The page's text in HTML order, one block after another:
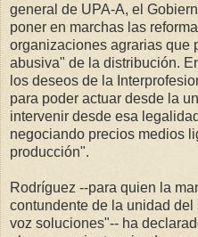
general de UPA-A, el
poner en marchas las
organizaciones agrarias que
abusiva" de la distribución.
los deseos de la
para poder actuar desde la
intervenir desde esa
negociando precios medios
producción".
Rodríguez --para quien la
contundente de la unidad
voz soluciones"-- ha